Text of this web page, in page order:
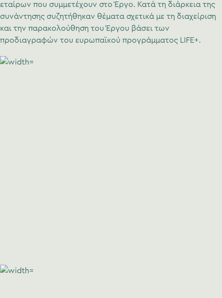
εταίρων που συμμετέχουν στο Έργο. Κατά τη διάρκεια της
συνάντησης συζητήθηκαν θέματα σχετικά με τη διαχείριση
και την παρακολούθηση του Έργου βάσει των
προδιαγραφών του ευρωπαϊκού προγράμματος LIFE+.